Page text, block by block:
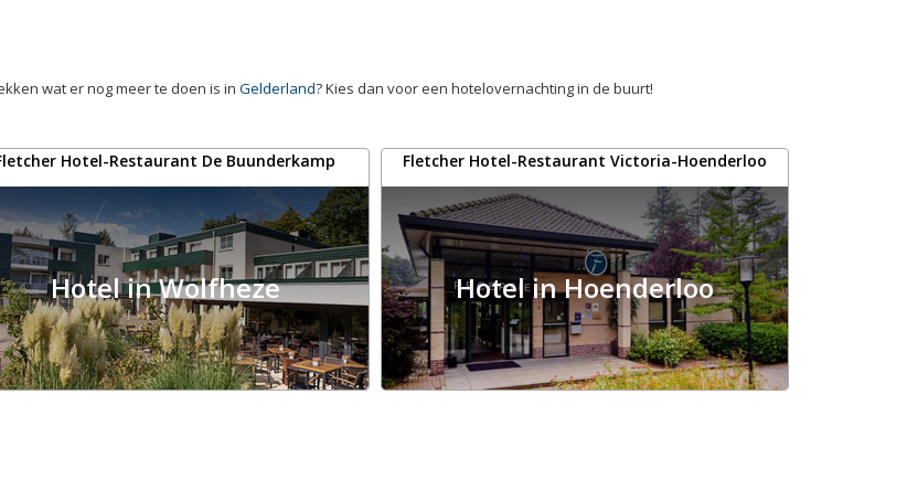
wat er nog meer te doen is in Gelderland? Kies dan voor een hotelovernachting in de buurt!
Hotel-Restaurant De Buunderkamp
Hotel in Wolfheze
Fletcher Hotel-Restaurant Victoria-Hoenderloo
Hotel in Hoenderloo